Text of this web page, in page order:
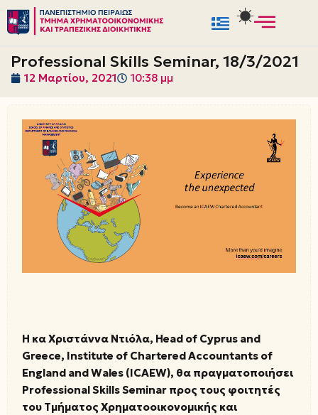
Μεταπηδήστε
στο
περιεχόμενο
Professional Skills Seminar, 18/3/2021
12 Μαρτίου, 2021 10:38 μμ
Η κα Χριστάννα Ντιόλα, Head of Cyprus and
Greece, Institute of Chartered Accountants of
England and Wales (ICAEW), θα πραγματοποιήσει
Professional Skills Seminar προς τους φοιτητές
του Τμήματος Χρηματοοικονομικής και